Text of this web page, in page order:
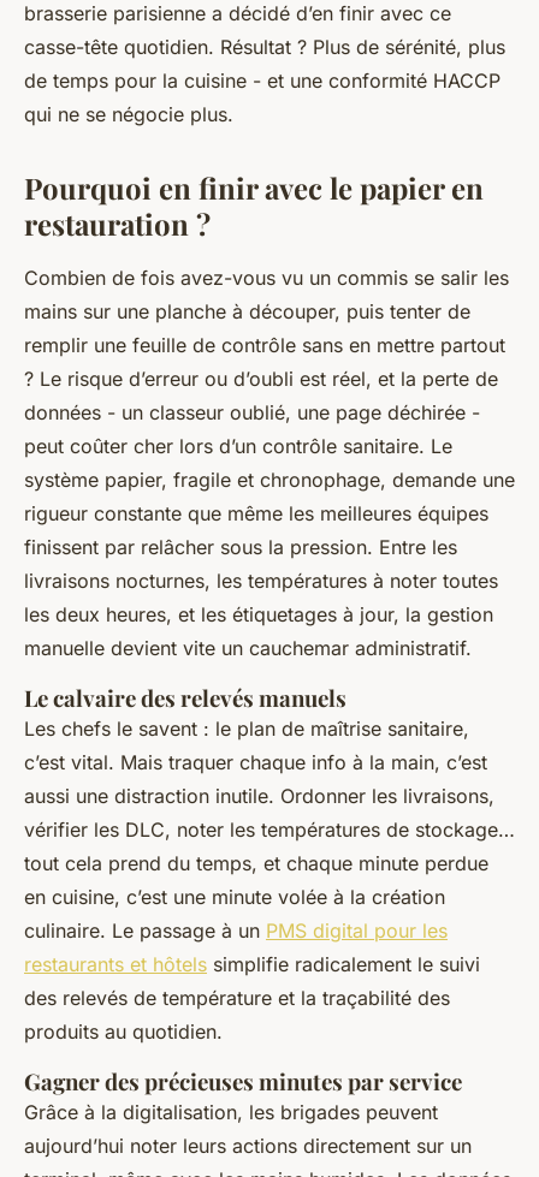
brasserie parisienne a décidé d’en finir avec ce
casse-tête quotidien. Résultat ? Plus de sérénité, plus
de temps pour la cuisine - et une conformité HACCP
qui ne se négocie plus.
Pourquoi en finir avec le papier en
restauration ?
Combien de fois avez-vous vu un commis se salir les
mains sur une planche à découper, puis tenter de
remplir une feuille de contrôle sans en mettre partout
? Le risque d’erreur ou d’oubli est réel, et la perte de
données - un classeur oublié, une page déchirée -
peut coûter cher lors d’un contrôle sanitaire. Le
système papier, fragile et chronophage, demande une
rigueur constante que même les meilleures équipes
finissent par relâcher sous la pression. Entre les
livraisons nocturnes, les températures à noter toutes
les deux heures, et les étiquetages à jour, la gestion
manuelle devient vite un cauchemar administratif.
Le calvaire des relevés manuels
Les chefs le savent : le plan de maîtrise sanitaire,
c’est vital. Mais traquer chaque info à la main, c’est
aussi une distraction inutile. Ordonner les livraisons,
vérifier les DLC, noter les températures de stockage…
tout cela prend du temps, et chaque minute perdue
en cuisine, c’est une minute volée à la création
culinaire. Le passage à un PMS digital pour les
restaurants et hôtels simplifie radicalement le suivi
des relevés de température et la traçabilité des
produits au quotidien.
Gagner des précieuses minutes par service
Grâce à la digitalisation, les brigades peuvent
aujourd’hui noter leurs actions directement sur un